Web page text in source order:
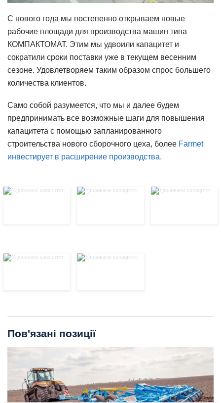
С нового года мы постепенно открываем новые
рабочие площади для производства машин типа
КОМПАКТОМАТ. Этим мы удвоили капацитет и
сократили сроки поставки уже в текущем весенним
сезоне. Удовлетворяем таким образом спрос большего
количества клиентов.
Само собой разумеется, что мы и далее будем
предпринимать все возможные шаги для повышения
капацитета с помощью запланированного
строительства нового сборочного цеха, более Farmet
инвестирует в расширение производства.
Пов'язані позиції